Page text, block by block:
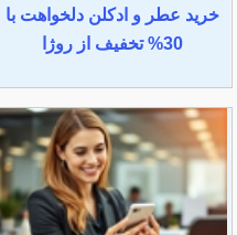
خرید عطر و ادکلن دلخواهت با
30% تخفیف از روژا